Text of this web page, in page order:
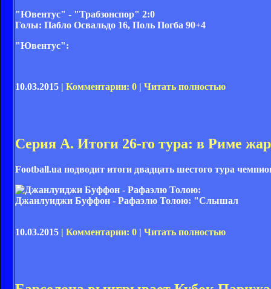
"Ювентус" - "Трабзонспор" 2:0
Голы: Пабло Освальдо 16, Поль Погба 90+4
"Ювентус":
10.03.2015 | Комментарии: 0 | Читать полностью
Серия А. Итоги 26-го тура: в Риме
Football.ua подводит итоги двадцать шестого тура
Джанлуиджи Буффон - Рафаэлю Толою: "Слышал
10.03.2015 | Комментарии: 0 | Читать полностью